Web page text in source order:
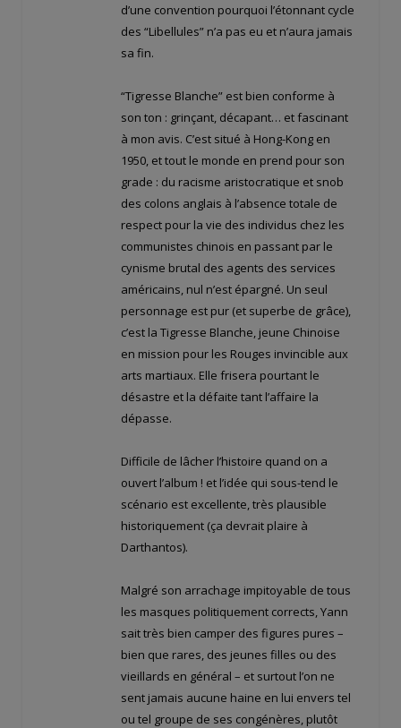
d’une convention pourquoi l’étonnant cycle
des “Libellules” n’a pas eu et n’aura jamais
sa fin.
“Tigresse Blanche” est bien conforme à
son ton : grinçant, décapant… et fascinant
à mon avis. C’est situé à Hong-Kong en
1950, et tout le monde en prend pour son
grade : du racisme aristocratique et snob
des colons anglais à l’absence totale de
respect pour la vie des individus chez les
communistes chinois en passant par le
cynisme brutal des agents des services
américains, nul n’est épargné. Un seul
personnage est pur (et superbe de grâce),
c’est la Tigresse Blanche, jeune Chinoise
en mission pour les Rouges invincible aux
arts martiaux. Elle frisera pourtant le
désastre et la défaite tant l’affaire la
dépasse.
Difficile de lâcher l’histoire quand on a
ouvert l’album ! et l’idée qui sous-tend le
scénario est excellente, très plausible
historiquement (ça devrait plaire à
Darthantos).
Malgré son arrachage impitoyable de tous
les masques politiquement corrects, Yann
sait très bien camper des figures pures –
bien que rares, des jeunes filles ou des
vieillards en général – et surtout l’on ne
sent jamais aucune haine en lui envers tel
ou tel groupe de ses congénères, plutôt